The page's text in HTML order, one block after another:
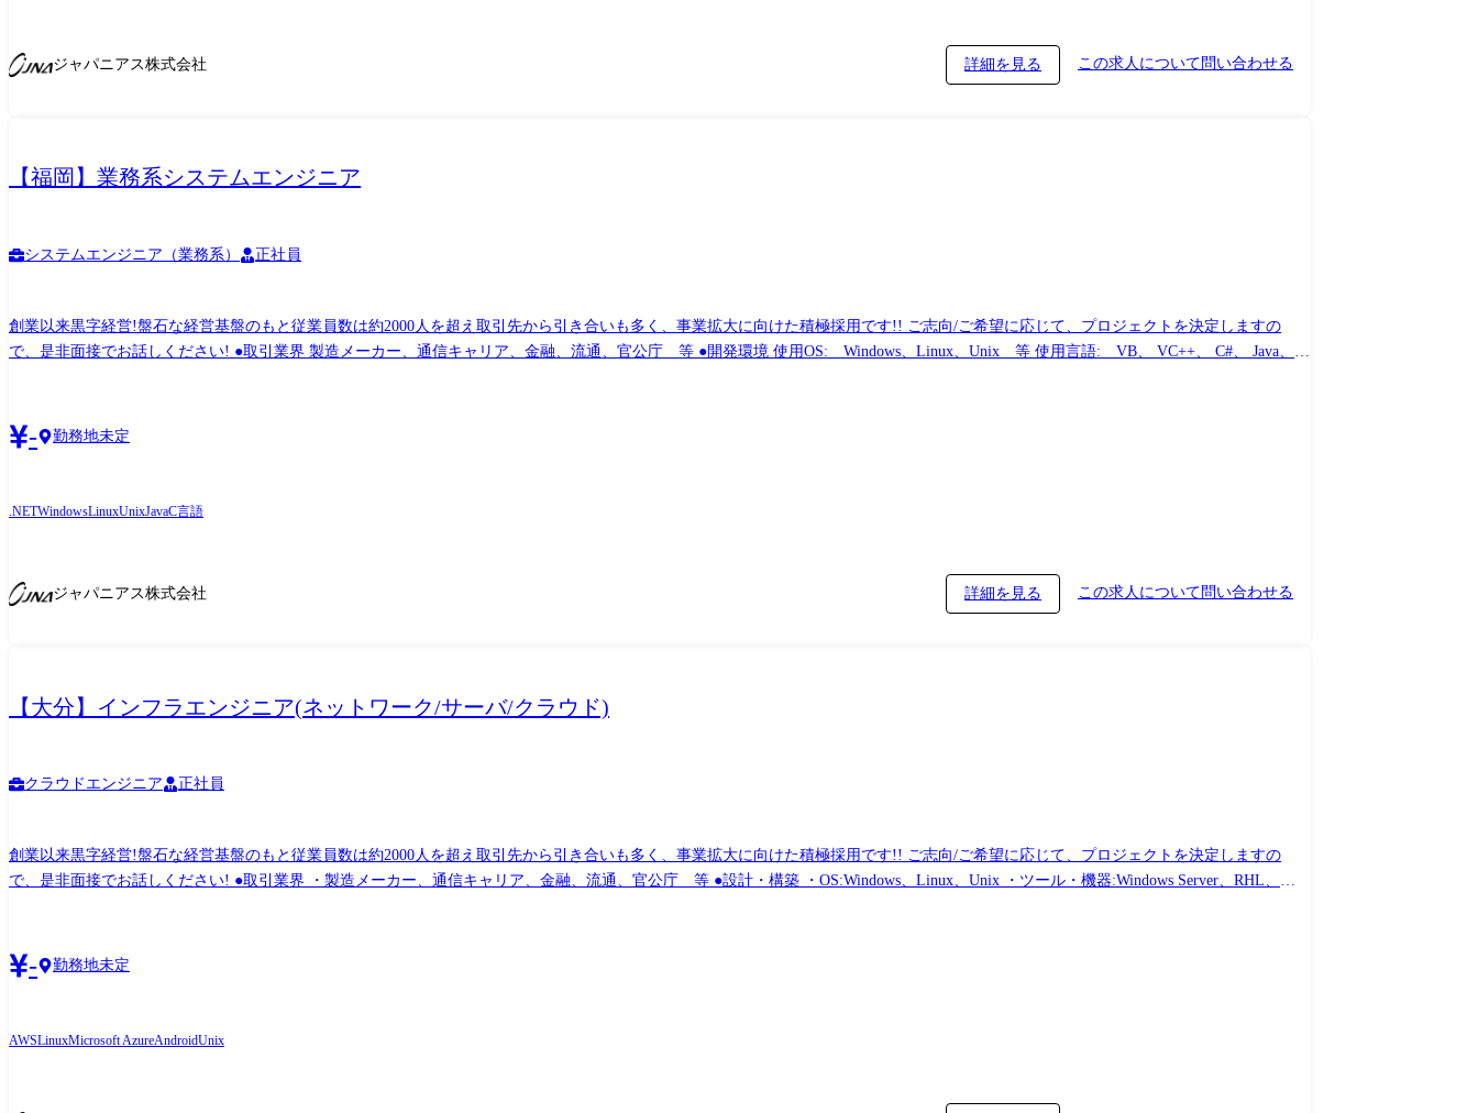
ジャパニアス株式会社 詳細を見る この求人について問い合わせる
【福岡】業務系システムエンジニア
システムエンジニア（業務系） 正社員
創業以来黒字経営!盤石な経営基盤のもと従業員数は約2000人を超え取引先から引き合いも多く、事業拡大に向けた積極採用です!! ご志向/ご希望に応じて、プロジェクトを決定しますの
で、是非面接でお話しください! ●取引業界 製造メーカー、通信キャリア、金融、流通、官公庁 等 ●開発環境 使用OS: Windows、Linux、Unix 等 使用言語: VB、 VC++、 C#、 Java、
- 勤務地未定
.NETWindowsLinuxUnixJavaC言語
ジャパニアス株式会社 詳細を見る この求人について問い合わせる
【大分】インフラエンジニア(ネットワーク/サーバ/クラウド)
クラウドエンジニア 正社員
創業以来黒字経営!盤石な経営基盤のもと従業員数は約2000人を超え取引先から引き合いも多く、事業拡大に向けた積極採用です!! ご志向/ご希望に応じて、プロジェクトを決定しますの
で、是非面接でお話しください! ●取引業界 ・製造メーカー、通信キャリア、金融、流通、官公庁 等 ●設計・構築 ・OS:Windows、Linux、Unix ・ツール・機器:Windows Server、RHL、
- 勤務地未定
AWSLinuxMicrosoft AzureAndroidUnix